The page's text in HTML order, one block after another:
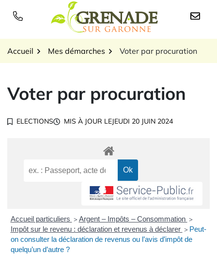
Logo Grenade sur
Accueil Mes démarches Voter par procuration
Voter par procuration
ELECTIONS MIS À JOUR LEJEUDI 20 JUIN 2024
Accueil particuliers > Argent – Impôts – Consommation >
Impôt sur le revenu : déclaration et revenus à déclarer > Peut-
on consulter la déclaration de revenus ou l’avis d’impôt de
quelqu’un d’autre ?